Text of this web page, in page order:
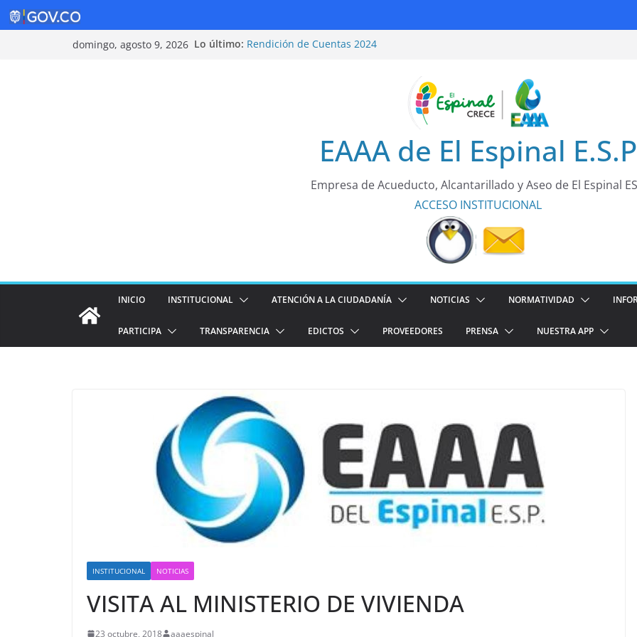
domingo, agosto 9, 2026 Lo último: Rendición de Cuentas 2024
EAAA de El Espinal E.S.P
Empresa de Acueducto, Alcantarillado y Aseo de El Espinal
ACCESO INSTITUCIONAL
INICIO INSTITUCIONAL ATENCIÓN A LA CIUDADANÍA NOTICIAS NORMATIVIDAD
PARTICIPA TRANSPARENCIA EDICTOS PROVEEDORES PRENSA NUESTRA APP
INSTITUCIONAL NOTICIAS
VISITA AL MINISTERIO DE VIVIENDA
23 octubre, 2018 aaaespinal